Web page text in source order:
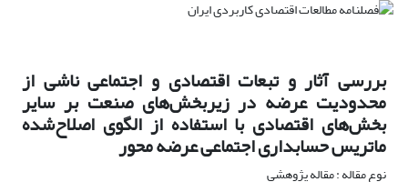
بررسی آثار و تبعات اقتصادی و اجتماعی ناشی از
محدودیت عرضه در زیربخش‌های صنعت بر سایر
بخش‌های اقتصادی با استفاده از الگوی اصلاح‌شده
ماتریس حسابداری اجتماعی عرضه محور
نوع مقاله : مقاله پژوهشی